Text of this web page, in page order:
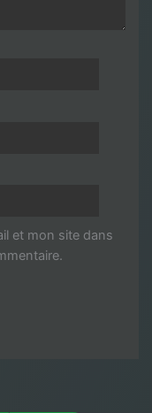
et mon site dans